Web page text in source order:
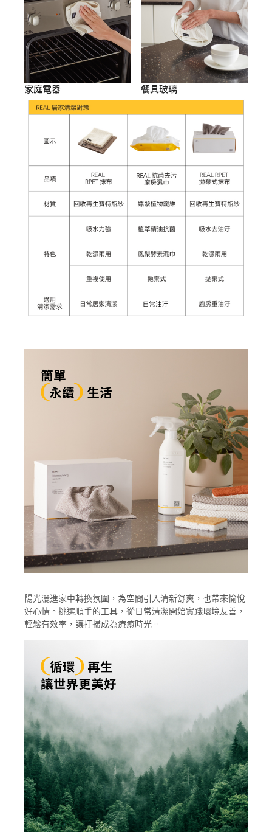
家庭電器 餐具玻璃
陽光灑進家中轉換氛圍，為空間引入清新舒爽，也帶來愉悅
好心情。挑選順手的工具，從日常清潔開始實踐環境友善，
輕鬆有效率，讓打掃成為療癒時光。